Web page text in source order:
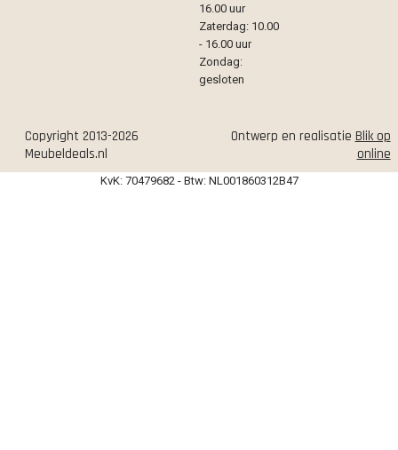
16.00 uur
Zaterdag: 10.00
- 16.00 uur
Zondag:
gesloten
Copyright 2013-2026
Meubeldeals.nl
Ontwerp en realisatie Blik op
online
KvK: 70479682 - Btw: NL001860312B47